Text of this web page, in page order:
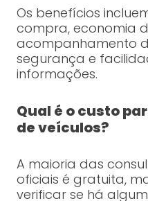
Os benefícios
compra, economia
acompanhamento
segurança e
informações.
Qual é o custo
de veículos?
A maioria das
oficiais é gratuita,
verificar se há